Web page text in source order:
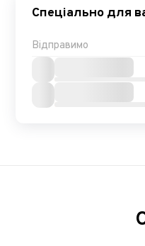
Спеціально для
Відправимо